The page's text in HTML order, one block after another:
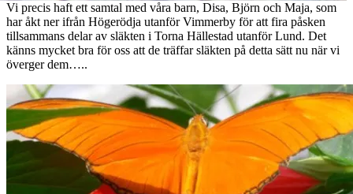
Vi precis haft ett samtal med våra barn, Disa, Björn och Maja, som
har åkt ner ifrån Högerödja utanför Vimmerby för att fira påsken
tillsammans delar av släkten i Torna Hällestad utanför Lund. Det
känns mycket bra för oss att de träffar släkten på detta sätt nu när vi
överger dem…..